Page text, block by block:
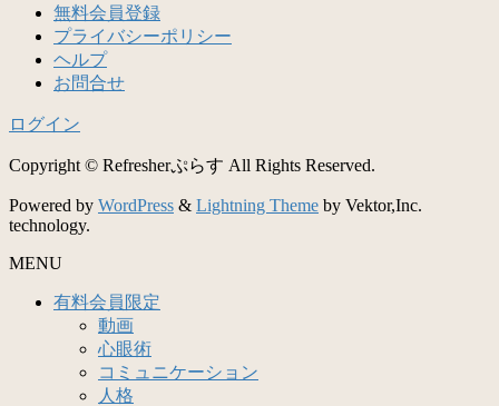
無料会員登録
プライバシーポリシー
ヘルプ
お問合せ
ログイン
Copyright © Refresherぷらす All Rights Reserved.
Powered by WordPress & Lightning Theme by Vektor,Inc.
technology.
MENU
有料会員限定
動画
心眼術
コミュニケーション
人格